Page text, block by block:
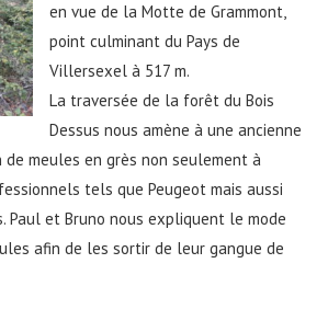
en vue de la Motte de Grammont,
point culminant du Pays de
Villersexel à 517 m.
La traversée de la forêt du Bois
Dessus nous amène à une ancienne
de meules en grès non seulement à
tels que Peugeot mais aussi
Paul et Bruno nous expliquent le mode
afin de les sortir de leur gangue de